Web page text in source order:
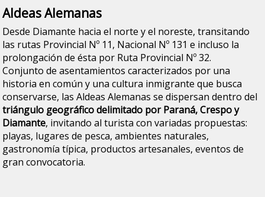
Aldeas Alemanas
Desde Diamante hacia el norte y el noreste, transitando
las rutas Provincial Nº 11, Nacional Nº 131 e incluso la
prolongación de ésta por Ruta Provincial Nº 32.
Conjunto de asentamientos caracterizados por una
historia en común y una cultura inmigrante que busca
conservarse, las Aldeas Alemanas se dispersan dentro del
triángulo geográfico delimitado por Paraná, Crespo y
Diamante, invitando al turista con variadas propuestas:
playas, lugares de pesca, ambientes naturales,
gastronomía típica, productos artesanales, eventos de
gran convocatoria.